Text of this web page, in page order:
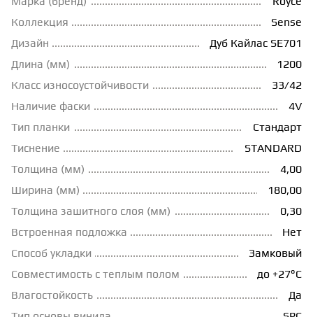
КЛЕЙ
НАЛИВНОЙ ПОЛ
ТЕПЛЫЙ ПОЛ
ТЕРМОПАРКЕТ
ЭКОМАССИВ
Коллекция
Sense
Дизайн
Дуб Кайлас SE701
Длина (мм)
1200
Класс износоустойчивости
33/42
Наличие фаски
4V
Тип планки
Стандарт
Тиснение
STANDARD
Толщина (мм)
4,00
Ширина (мм)
180,00
Толщина зашитного слоя (мм)
0,30
Встроенная подложка
Нет
Способ укладки
Замковый
Совместимость с теплым полом
до +27°С
Влагостойкость
Да